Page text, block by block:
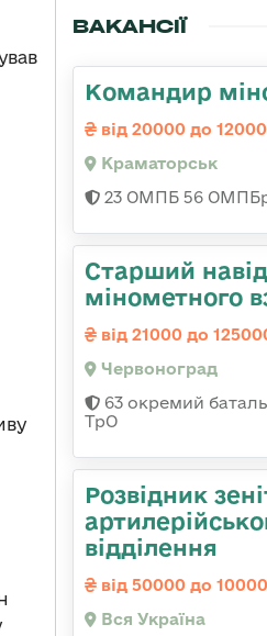
ВАКАНСІЇ
Командир
від 20000 до
Краматорськ
23 ОМПБ 56
Старший
мінометного
від 21000 до
Червоноград
63 окремий
ТрО
Розвідник
відділення
від 50000 до
Вся Україна